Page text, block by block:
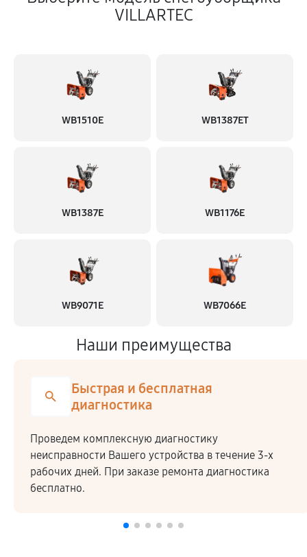
VILLARTEC
WB1510E WB1387ET
WB1387E WB1176E
WB9071E WB7066E
Наши преимущества
Быстрая и бесплатная
диагностика
Проведем комплексную диагностику
неисправности Вашего устройства в течение 3-х
рабочих дней. При заказе ремонта диагностика
бесплатно.